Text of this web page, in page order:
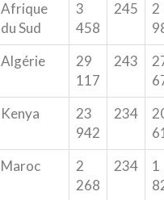
Afrique
du Sud
3
458
245
2
Algérie
29
117
243
Kenya
23
942
234
Maroc
2
268
234
1